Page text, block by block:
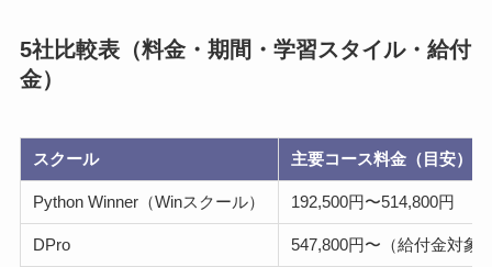
5社比較表（料金・期間・学習スタイル・給付
金）
スクール 主要コース料金（目安）
Python Winner（Winスクール） 192,500円〜514,800円
DPro 547,800円〜（給付金対象